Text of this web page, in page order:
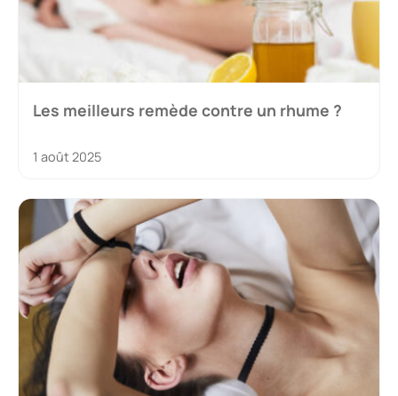
Les meilleurs remède contre un rhume ?
1 août 2025